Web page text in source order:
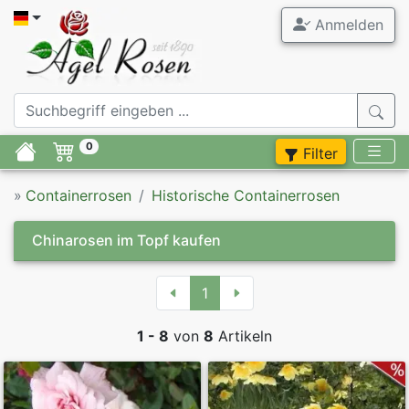
Anmelden
0 Filter
» Containerrosen Historische Containerrosen
Chinarosen im Topf kaufen
1
1 - 8 von 8 Artikeln
ADR
Duftrosen
Moderne